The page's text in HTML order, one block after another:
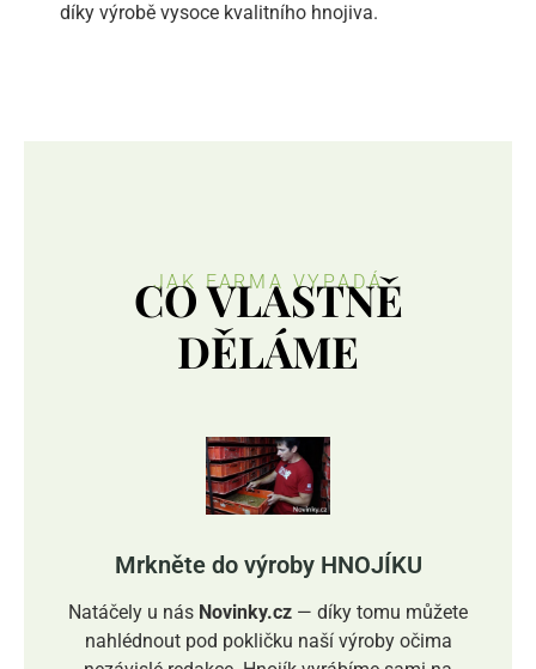
díky výrobě vysoce kvalitního hnojiva.
JAK FARMA VYPADÁ
CO VLASTNĚ
DĚLÁME
Mrkněte do výroby HNOJÍKU
Natáčely u nás Novinky.cz — díky tomu můžete
nahlédnout pod pokličku naší výroby očima